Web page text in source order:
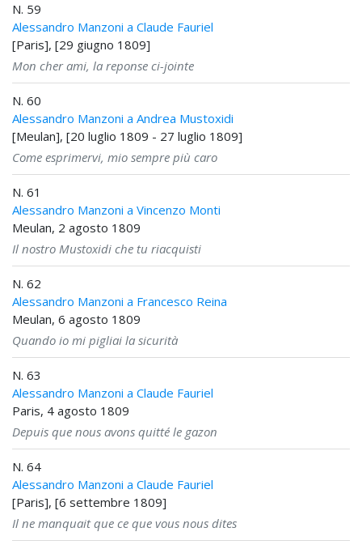
N. 59
Alessandro Manzoni a Claude Fauriel
[Paris], [29 giugno 1809]
Mon cher ami, la reponse ci-jointe
N. 60
Alessandro Manzoni a Andrea Mustoxidi
[Meulan], [20 luglio 1809 - 27 luglio 1809]
Come esprimervi, mio sempre più caro
N. 61
Alessandro Manzoni a Vincenzo Monti
Meulan, 2 agosto 1809
Il nostro Mustoxidi che tu riacquisti
N. 62
Alessandro Manzoni a Francesco Reina
Meulan, 6 agosto 1809
Quando io mi pigliai la sicurità
N. 63
Alessandro Manzoni a Claude Fauriel
Paris, 4 agosto 1809
Depuis que nous avons quitté le gazon
N. 64
Alessandro Manzoni a Claude Fauriel
[Paris], [6 settembre 1809]
Il ne manquait que ce que vous nous dites